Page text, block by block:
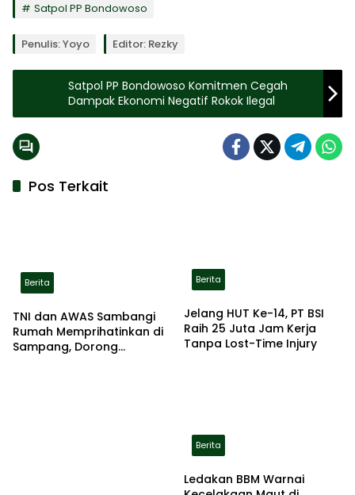
Satpol PP Bondowoso
Penulis: Yoyo Editor: Rezky
Satpol PP Bondowoso Komitmen Cegah
Dampak Ekonomi Negatif Rokok Ilegal
Pos Terkait
Berita
TNI dan AWAS Sambangi
Rumah Memprihatinkan di
Sampang, Dorong
Berita
Jelang HUT Ke-14, PT BSI
Raih 25 Juta Jam Kerja
Tanpa Lost-Time Injury
Berita
Ledakan BBM Warnai